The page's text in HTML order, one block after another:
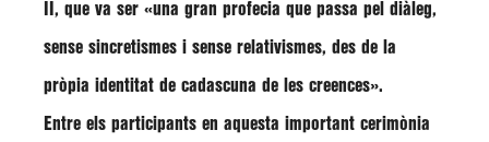
II, que va ser «una gran profecia que passa pel diàleg,
sense sincretismes i sense relativismes, des de la
pròpia identitat de cadascuna de les creences».
Entre els participants en aquesta important cerimònia